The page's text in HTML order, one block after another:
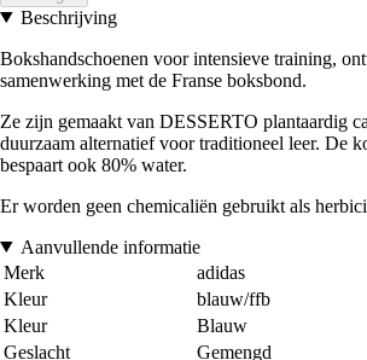
Beschrijving
Bokshandschoenen voor intensieve training,
samenwerking met de Franse boksbond.
Ze zijn gemaakt van DESSERTO plantaardig
duurzaam alternatief voor traditioneel leer. De
bespaart ook 80% water.
Er worden geen chemicaliën gebruikt als
Aanvullende informatie
Merk
adidas
Kleur
blauw/ffb
Kleur
Blauw
Geslacht
Gemengd